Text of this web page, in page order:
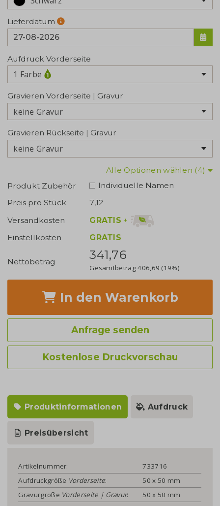
Lieferdatum
Aufdruck Vorderseite
1 Farbe
Gravieren Vorderseite | Gravur
keine Gravur
Gravieren Rückseite | Gravur
keine Gravur
Alle Optionen wählen (4)
Produkt Zubehör
Individuelle Namen
Preis pro Stück
7,12
Versandkosten
GRATIS +
Einstellkosten
GRATIS
Nettobetrag 341,76
Gesamtbetrag406,69 (19%)
In den Warenkorb
Anfrage senden
Kostenlose Druckvorschau
Produktinformationen Aufdruck
Preisübersicht
Artikelnummer:
733716
Aufdruckgröße Vorderseite:
50 x 50 mm
Gravurgröße Vorderseite | Gravur:
50 x 50 mm